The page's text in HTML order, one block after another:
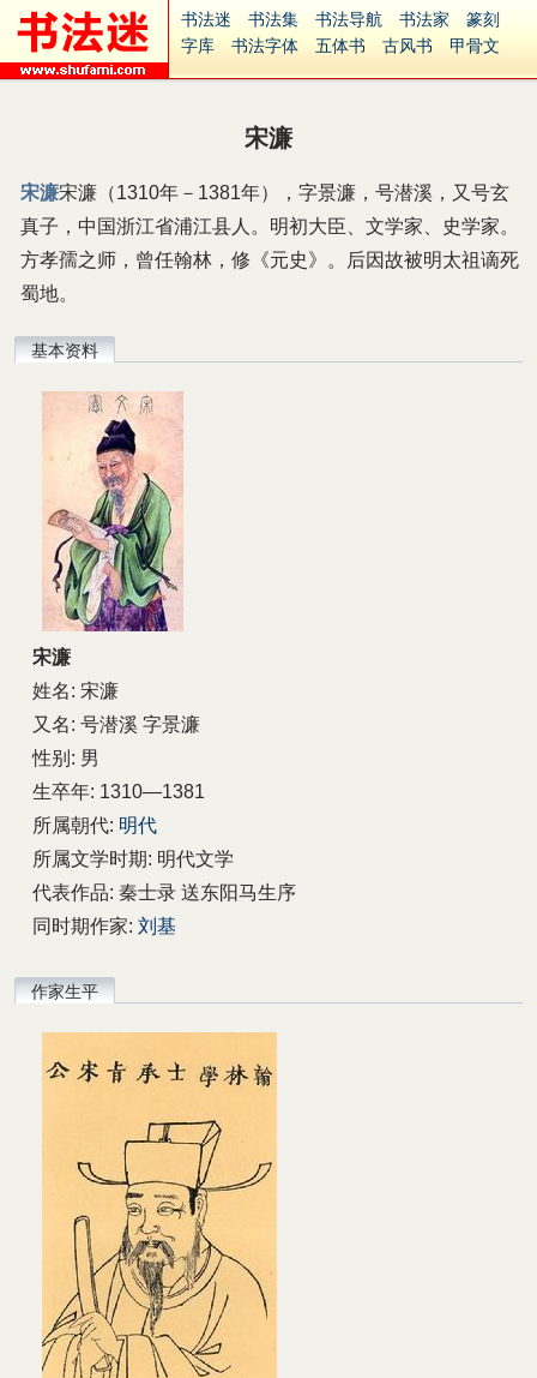
书法迷 书法集 书法导航 书法家
篆刻
字库
书法字体 五体书 古风书
甲骨文
字形 大字
中医 象棋
字体下载
免费字体 中文字体
英文字体
Ai矢量
P图宝 南无阿弥陀佛
意见反馈
安全网站
捐赠 繁體版
宋濂
宋濂宋濂（1310年－1381年），字景濂，号潜溪，又号玄
真子，中国浙江省浦江县人。明初大臣、文学家、史学家。
方孝孺之师，曾任翰林，修《元史》。后因故被明太祖谪死
蜀地。
基本资料
宋濂
姓名: 宋濂
又名: 号潜溪 字景濂
性别: 男
生卒年: 1310—1381
所属朝代: 明代
所属文学时期: 明代文学
代表作品: 秦士录 送东阳马生序
同时期作家: 刘基
作家生平